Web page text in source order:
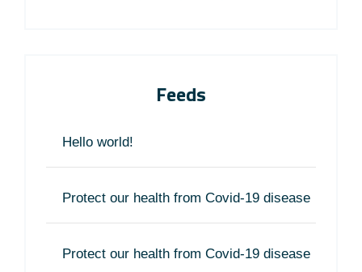
Feeds
Hello world!
Protect our health from Covid-19 disease
Protect our health from Covid-19 disease